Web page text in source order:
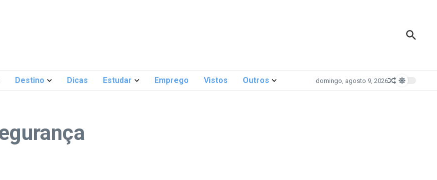
Destino Dicas Estudar Emprego Vistos Outros domingo, agosto 9, 2026